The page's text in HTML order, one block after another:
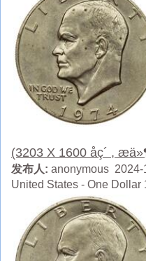
(3203 X 1600 åç´ ,
发布人: anonymous 2024-
United States - One